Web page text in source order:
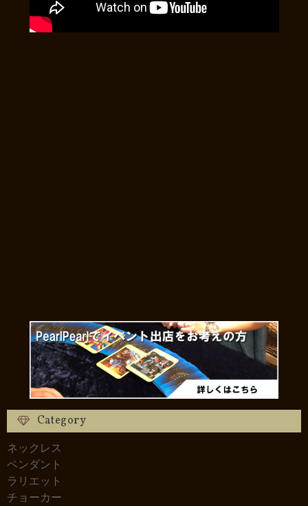
Category
ネックレス
ペンダント
ラリエット
チョーカー